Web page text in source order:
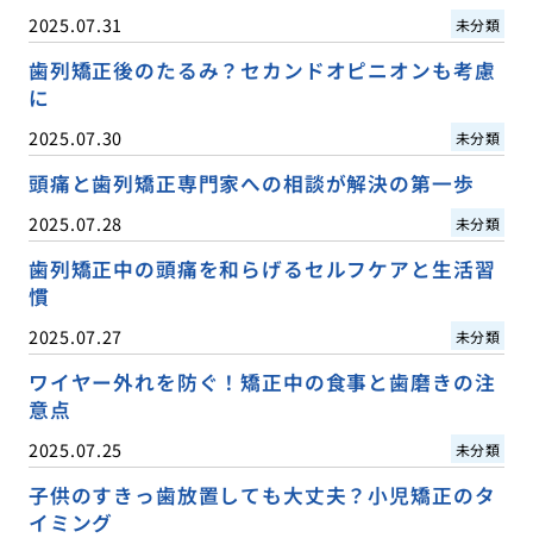
2025.07.31 未分類
歯列矯正後のたるみ？セカンドオピニオンも考慮
に
2025.07.30 未分類
頭痛と歯列矯正専門家への相談が解決の第一歩
2025.07.28 未分類
歯列矯正中の頭痛を和らげるセルフケアと生活習
慣
2025.07.27 未分類
ワイヤー外れを防ぐ！矯正中の食事と歯磨きの注
意点
2025.07.25 未分類
子供のすきっ歯放置しても大丈夫？小児矯正のタ
イミング